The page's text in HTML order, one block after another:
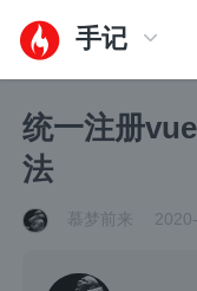
手记
统一注册
法
慕梦前来